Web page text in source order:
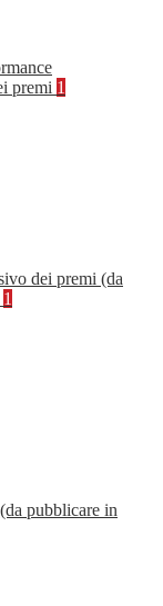
premi 1
dei premi (da
1
pubblicare in